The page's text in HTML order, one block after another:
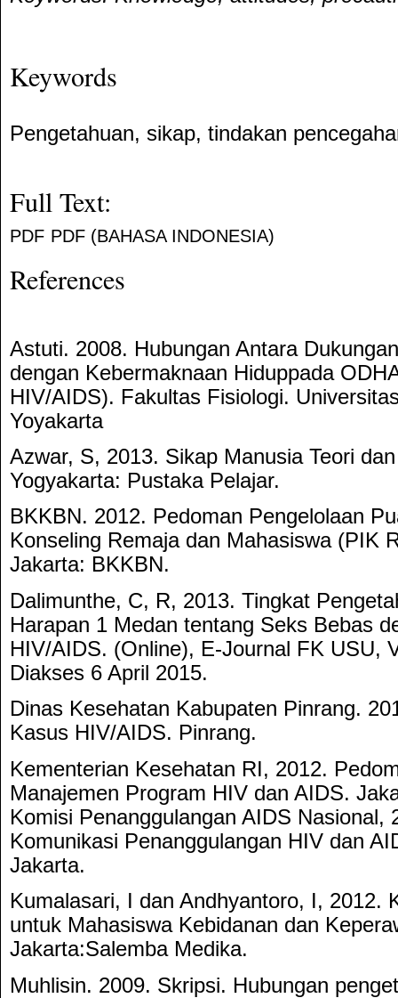
Keywords
Pengetahuan, sikap, tindakan
Full Text:
PDF PDF (BAHASA INDONESIA)
References
Astuti. 2008. Hubungan Antara
dengan Kebermaknaan Hiduppada
HIV/AIDS). Fakultas Fisiologi.
Yoyakarta
Azwar, S, 2013. Sikap Manusia Teori
Yogyakarta: Pustaka Pelajar.
BKKBN. 2012. Pedoman Pengelolaan
Konseling Remaja dan Mahasiswa (PIK
Jakarta: BKKBN.
Dalimunthe, C, R, 2013. Tingkat
Harapan 1 Medan tentang Seks Bebas
HIV/AIDS. (Online), E-Journal FK USU,
Diakses 6 April 2015.
Dinas Kesehatan Kabupaten Pinrang.
Kasus HIV/AIDS. Pinrang.
Kementerian Kesehatan RI, 2012.
Manajemen Program HIV dan AIDS.
Komisi Penanggulangan AIDS Nasional,
Komunikasi Penanggulangan HIV dan
Jakarta.
Kumalasari, I dan Andhyantoro, I, 2012.
untuk Mahasiswa Kebidanan dan
Jakarta:Salemba Medika.
Muhlisin. 2009. Skripsi. Hubungan